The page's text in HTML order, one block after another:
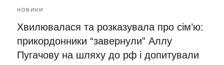
НОВИНИ
Хвилювалася та розказувала про сім’ю:
прикордонники “завернули” Аллу
Пугачову на шляху до рф і допитували